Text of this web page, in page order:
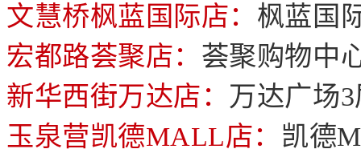
文慧桥枫蓝国际店： 枫蓝国
宏都路荟聚店： 荟聚购物中
新华西街万达店： 万达广场
玉泉营凯德MALL店： 凯德